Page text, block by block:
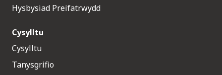
Hysbysiad Preifatrwydd
Cysylltu
Cysylltu
Tanysgrifio